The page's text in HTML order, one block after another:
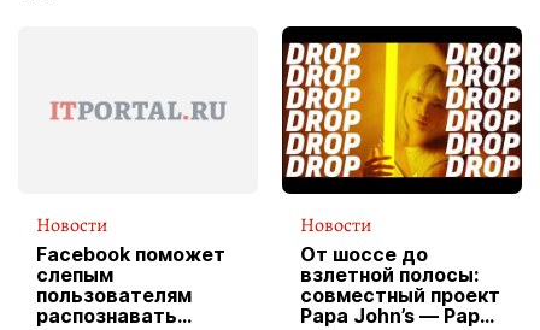
Новости
Facebook поможет
слепым
пользователям
распознавать
Новости
От шоссе до
взлетной полосы:
совместный проект
Papa John’s — Papa